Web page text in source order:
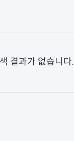
결과가 없습니다.